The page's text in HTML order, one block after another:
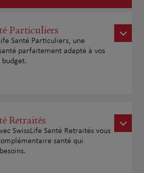
Particuliers
Santé Particuliers, une
parfaitement adapté à vos
budget.
Retraités
SwissLife Santé Retraités vous
santé qui